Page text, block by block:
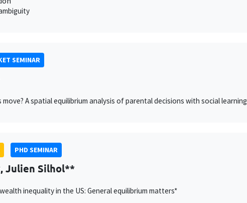
SEMINAR
move? A spatial equilibrium analysis of parental decisions with social learning
PHD SEMINAR
Julien Silhol**
inequality in the US: General equilibrium matters*